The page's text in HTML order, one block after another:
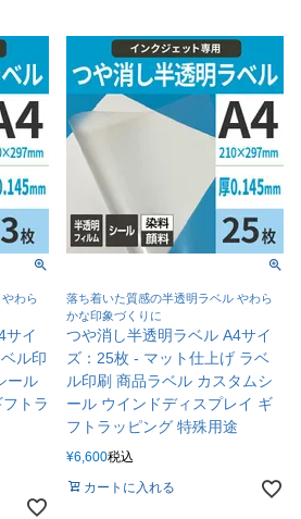
わら
サイ
ル印
ール
トラ
落ち着いた質感の半透明ラベル やわら
かな印象づくりに
つや消し半透明ラベル A4サイ
ズ：25枚 - マット仕上げ ラベ
ル印刷 商品ラベル カスタムシ
ール ウインドディスプレイ ギ
フトラッピング 特殊用途
¥6,600税込
カートに入れる